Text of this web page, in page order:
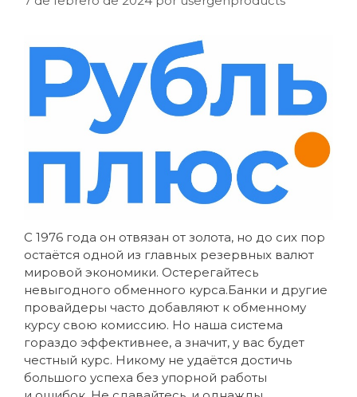
С 1976 года он отвязан от золота, но до сих пор
остаётся одной из главных резервных валют
мировой экономики. Остерегайтесь
невыгодного обменного курса.Банки и другие
провайдеры часто добавляют к обменному
курсу свою комиссию. Но наша система
гораздо эффективнее, а значит, у вас будет
честный курс. Никому не удаётся достичь
большого успеха без упорной работы